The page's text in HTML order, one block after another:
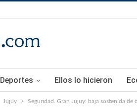
Deportes Ellos lo hicieron
Jujuy Seguridad. Gran Jujuy: baja sostenida